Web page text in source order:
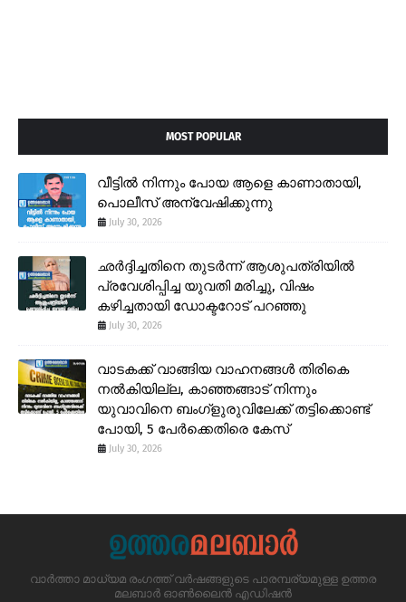
MOST POPULAR
വീട്ടിൽ നിന്നും പോയ ആളെ കാണാതായി,
പൊലീസ് അന്വേഷിക്കുന്നു
July 30, 2026
ഛർദ്ദിച്ചതിനെ തുടർന്ന് ആശുപത്രിയിൽ
പ്രവേശിപ്പിച്ച യുവതി മരിച്ചു, വിഷം
കഴിച്ചതായി ഡോക്ടറോട് പറഞ്ഞു
July 30, 2026
വാടകക്ക് വാങ്ങിയ വാഹനങ്ങൾ തിരികെ
നൽകിയില്ല, കാഞ്ഞങ്ങാട് നിന്നും
യുവാവിനെ ബംഗ്ളുരുവിലേക്ക് തട്ടിക്കൊണ്ട്
പോയി, 5 പേർക്കെതിരെ കേസ്
July 30, 2026
വാർത്താ മാധ്യമ രംഗത്ത് വർഷങ്ങളുടെ പാരമ്പര്യമുള്ള ഉത്തര
മലബാർ ഓൺലൈൻ എഡിഷൻ